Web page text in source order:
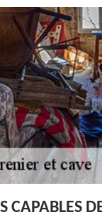
CAPABLES